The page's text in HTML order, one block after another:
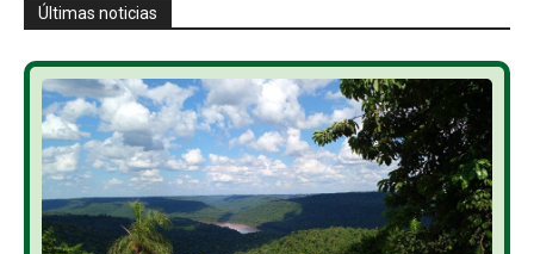
Últimas noticias